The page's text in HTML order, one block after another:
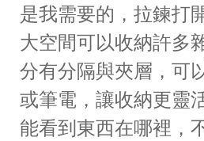
是我需要的，拉鍊打
大空間可以收納許多
分有分隔與夾層，可
或筆電，讓收納更靈
能看到東西在哪裡，